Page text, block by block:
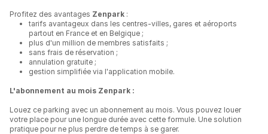
Profitez des avantages Zenpark :
tarifs avantageux dans les centres-villes, gares et aéroports
partout en France et en Belgique ;
plus d'un million de membres satisfaits ;
sans frais de réservation ;
annulation gratuite ;
gestion simplifiée via l'application mobile.
L'abonnement au mois Zenpark :
Louez ce parking avec un abonnement au mois. Vous pouvez louer
votre place pour une longue durée avec cette formule. Une solution
pratique pour ne plus perdre de temps à se garer.